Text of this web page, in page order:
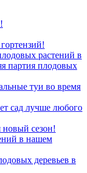
растений в
партия плодовых
туи во время
сад лучше любого
новый сезон!
в нашем
деревьев в